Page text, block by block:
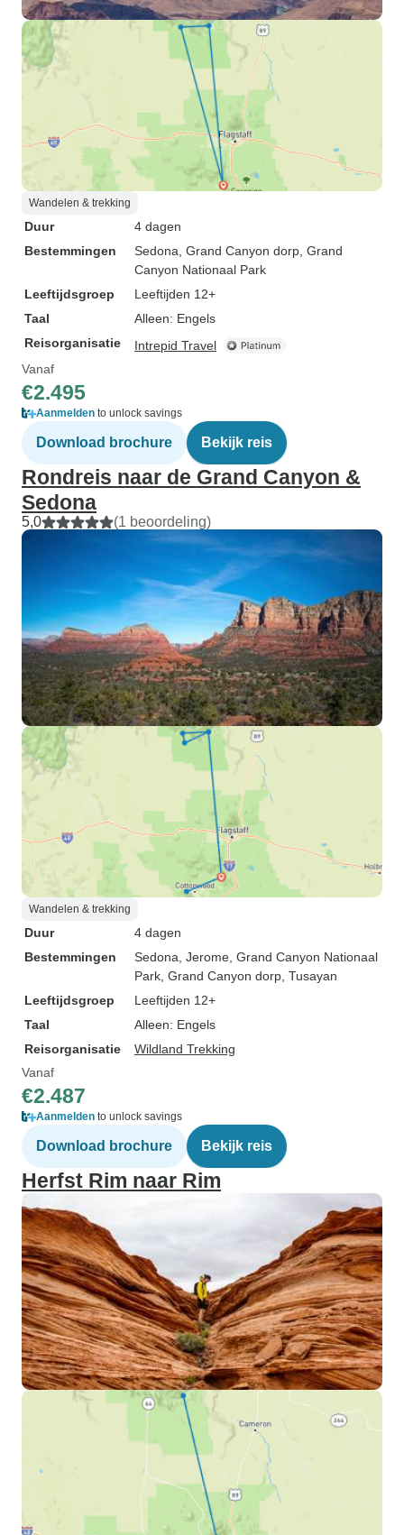
Wandelen & trekking
Duur
4 dagen
Bestemmingen
Sedona , Grand Canyon dorp , Grand
Canyon Nationaal Park
Leeftijdsgroep
Leeftijden 12+
Taal
Alleen: Engels
Reisorganisatie
Intrepid Travel
Vanaf
€2.495
Aanmelden to unlock savings
Download brochure Bekijk reis
Rondreis naar de Grand Canyon &
Sedona
5,0 (1 beoordeling)
Wandelen & trekking
Duur
4 dagen
Bestemmingen
Sedona , Jerome , Grand Canyon Nationaal
Park , Grand Canyon dorp , Tusayan
Leeftijdsgroep
Leeftijden 12+
Taal
Alleen: Engels
Reisorganisatie
Wildland Trekking
Vanaf
€2.487
Aanmelden to unlock savings
Download brochure Bekijk reis
Herfst Rim naar Rim